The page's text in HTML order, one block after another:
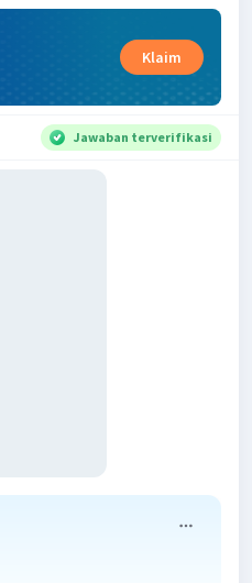
Klaim
Jawaban terverifikasi